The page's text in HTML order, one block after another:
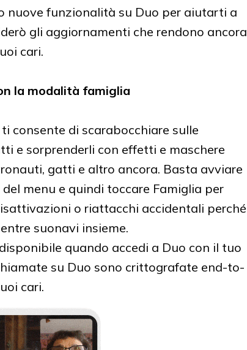
nuove funzionalità su Duo per aiutarti a
gli aggiornamenti che rendono ancora
cari.
la modalità famiglia
consente di scarabocchiare sulle
e sorprenderli con effetti e maschere
gatti e altro ancora. Basta avviare
menu e quindi toccare Famiglia per
o riattacchi accidentali perché
suonavi insieme.
quando accedi a Duo con il tuo
su Duo sono crittografate end-to-
cari.